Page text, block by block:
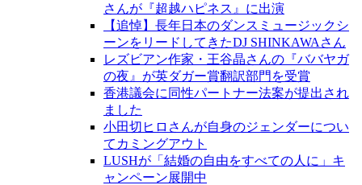
さんが『超越ハピネス』に出演
【追悼】長年日本のダンスミュージックシ
ーンをリードしてきたDJ SHINKAWAさん
レズビアン作家・王谷晶さんの『ババヤガ
の夜』が英ダガー賞翻訳部門を受賞
香港議会に同性パートナー法案が提出され
ました
小田切ヒロさんが自身のジェンダーについ
てカミングアウト
LUSHが「結婚の自由をすべての人に」キ
ャンペーン展開中